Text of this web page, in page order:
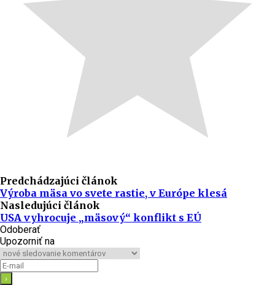
Predchádzajúci článok
Výroba mäsa vo svete rastie, v Európe klesá
Nasledujúci článok
USA vyhrocuje „mäsový“ konflikt s EÚ
Odoberať
Upozorniť na